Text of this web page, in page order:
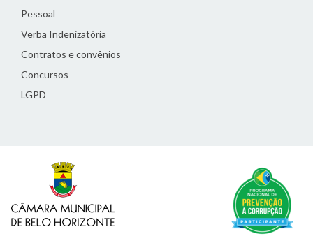
Pessoal
Verba Indenizatória
Contratos e convênios
Concursos
LGPD